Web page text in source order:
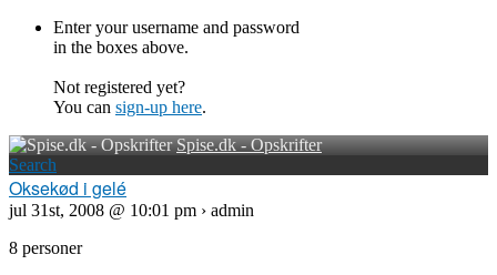
Enter your username and password
in the boxes above.
Not registered yet?
You can sign-up here.
Spise.dk - Opskrifter
Search
Oksekød i gelé
jul 31st, 2008 @ 10:01 pm › admin
8 personer